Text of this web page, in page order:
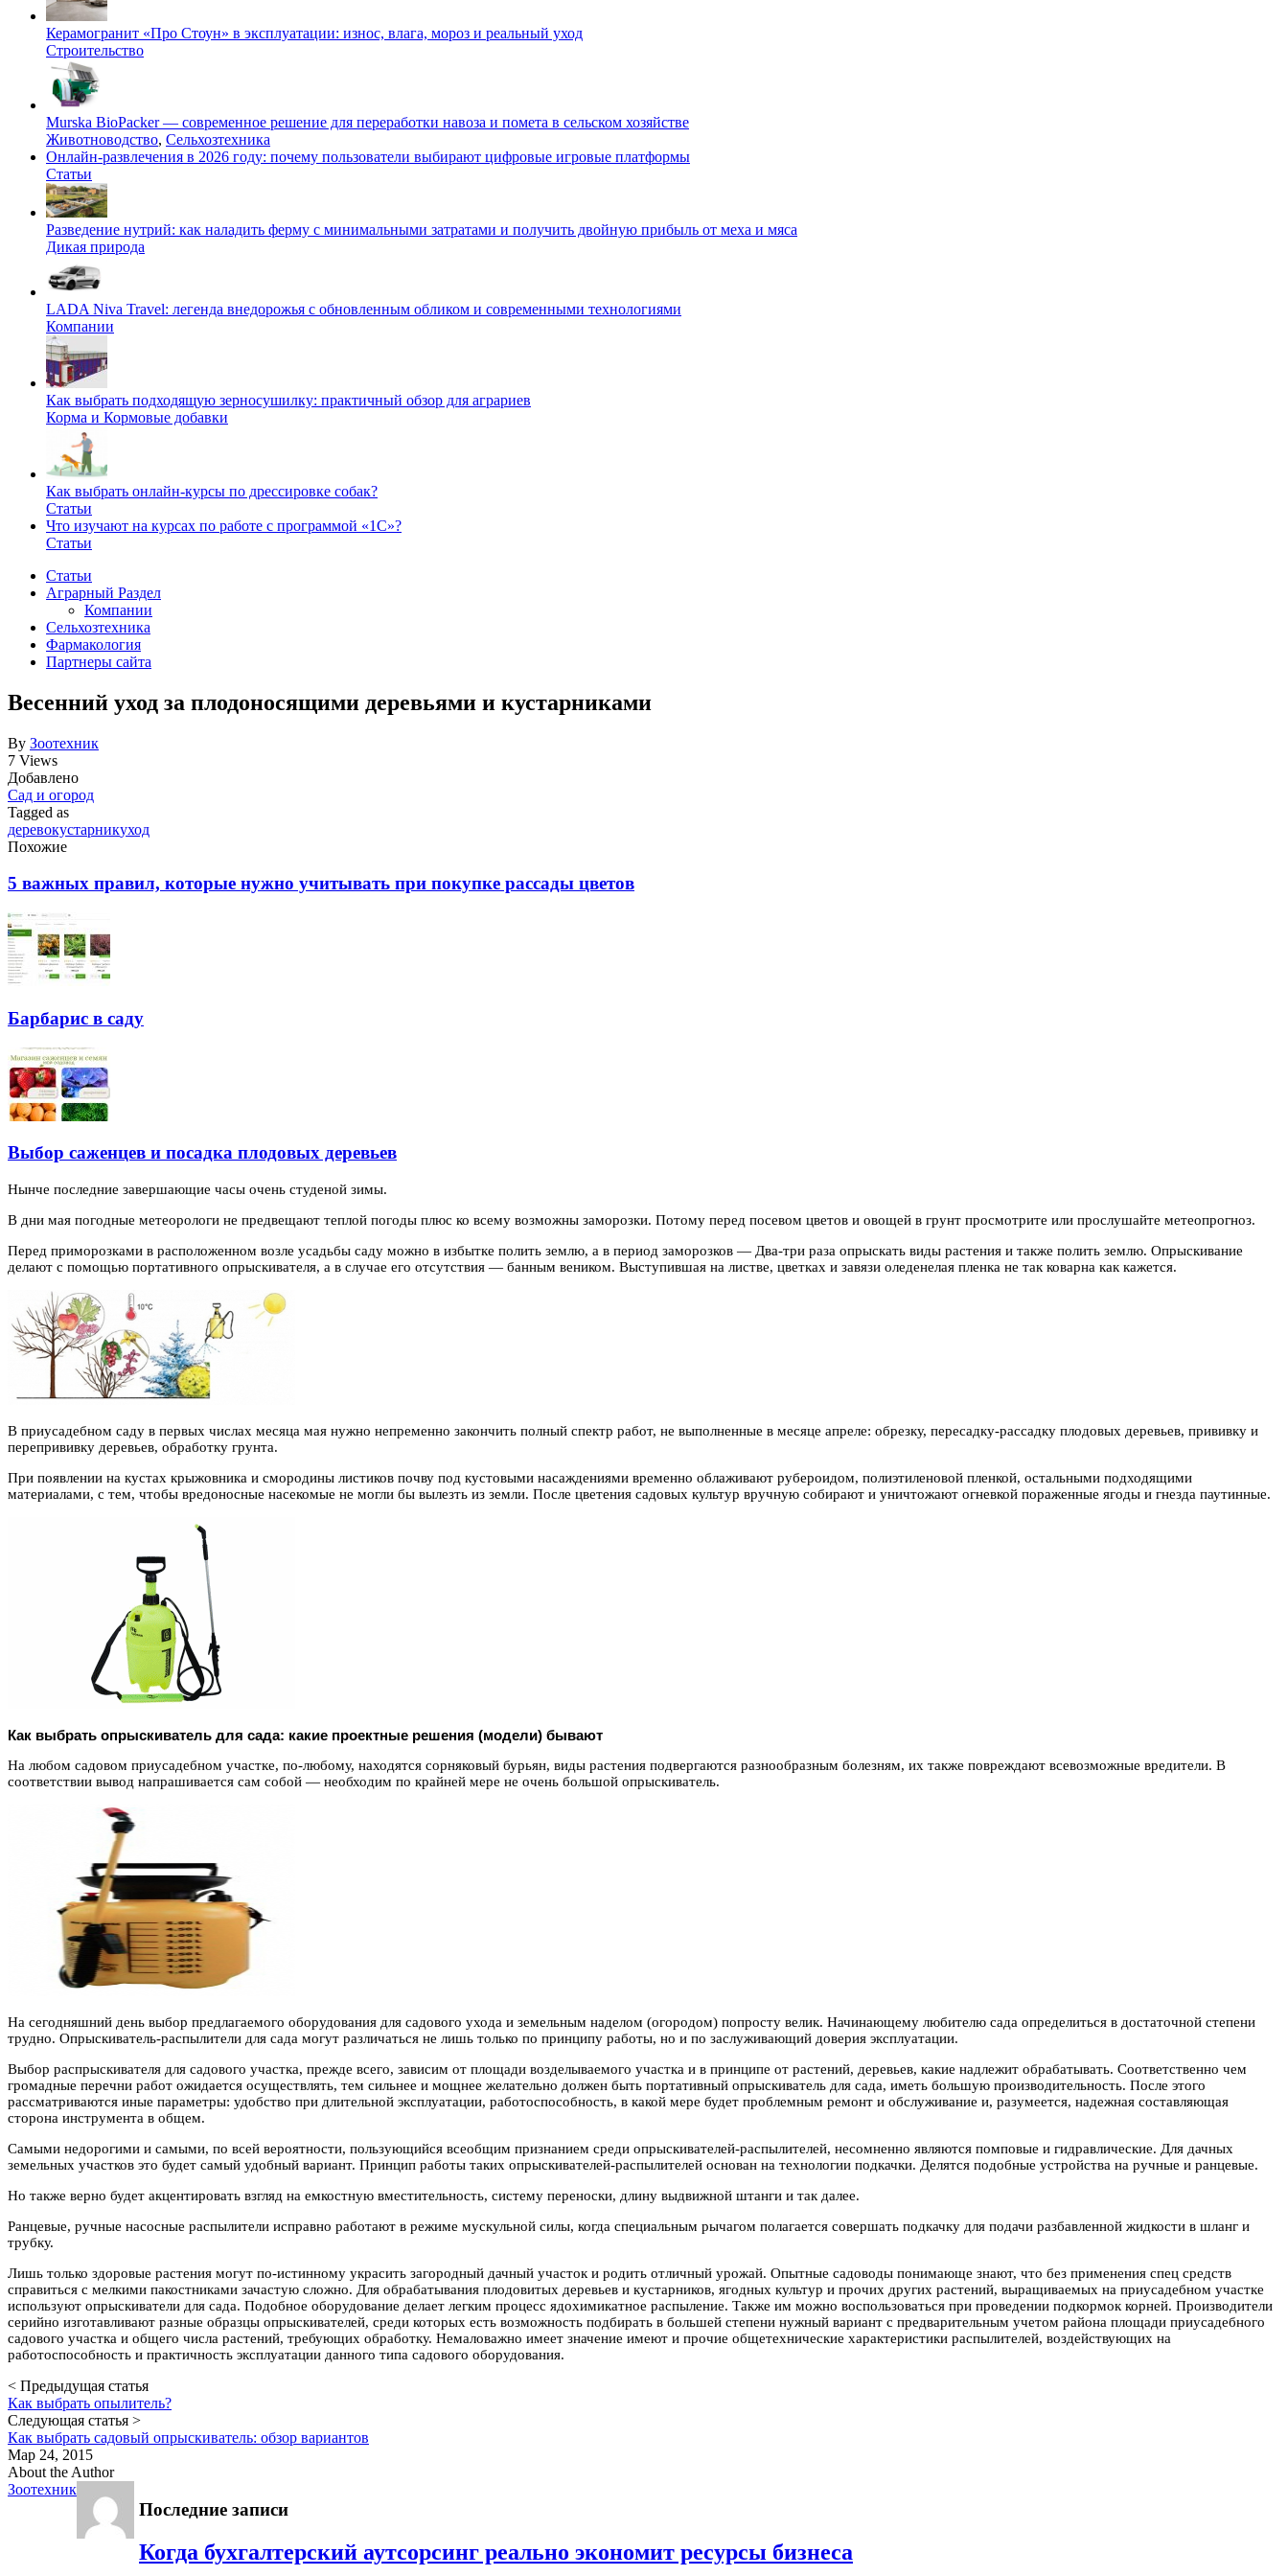
Керамогранит «Про Стоун» в эксплуатации: износ, влага, мороз и реальный уход
Строительство
Murska BioPacker — современное решение для переработки навоза и помета в сельском хозяйстве
Животноводство, Сельхозтехника
Онлайн-развлечения в 2026 году: почему пользователи выбирают цифровые игровые платформы
Статьи
Разведение нутрий: как наладить ферму с минимальными затратами и получить двойную прибыль от меха и мяса
Дикая природа
LADA Niva Travel: легенда внедорожья с обновленным обликом и современными технологиями
Компании
Как выбрать подходящую зерносушилку: практичный обзор для аграриев
Корма и Кормовые добавки
Как выбрать онлайн-курсы по дрессировке собак?
Статьи
Что изучают на курсах по работе с программой «1С»?
Статьи
Статьи
Аграрный Раздел
Компании
Сельхозтехника
Фармакология
Партнеры сайта
Весенний уход за плодоносящими деревьями и кустарниками
By Зоотехник
7 Views
Добавлено
Сад и огород
Tagged as
деревокустарникуход
Похожие
5 важных правил, которые нужно учитывать при покупке рассады цветов
Барбарис в саду
Выбор саженцев и посадка плодовых деревьев
Нынче последние завершающие часы очень студеной зимы.
В дни мая погодные метеорологи не предвещают теплой погоды плюс ко всему возможны заморозки. Потому перед посевом цветов и овощей в грунт просмотрите или прослушайте метеопрогноз.
Перед приморозками в расположенном возле усадьбы саду можно в избытке полить землю, а в период заморозков — Два-три раза опрыскать виды растения и также полить землю. Опрыскивание
делают с помощью портативного опрыскивателя, а в случае его отсутствия — банным веником. Выступившая на листве, цветках и завязи оледенелая пленка не так коварна как кажется.
В приусадебном саду в первых числах месяца мая нужно непременно закончить полный спектр работ, не выполненные в месяце апреле: обрезку, пересадку-рассадку плодовых деревьев, прививку и
перепрививку деревьев, обработку грунта.
При появлении на кустах крыжовника и смородины листиков почву под кустовыми насаждениями временно облаживают рубероидом, полиэтиленовой пленкой, остальными подходящими
материалами, с тем, чтобы вредоносные насекомые не могли бы вылезть из земли. После цветения садовых культур вручную собирают и уничтожают огневкой пораженные ягоды и гнезда паутинные.
Как выбрать опрыскиватель для сада: какие проектные решения (модели) бывают
На любом садовом приусадебном участке, по-любому, находятся сорняковый бурьян, виды растения подвергаются разнообразным болезням, их также повреждают всевозможные вредители. В
соответствии вывод напрашивается сам собой — необходим по крайней мере не очень большой опрыскиватель.
На сегодняшний день выбор предлагаемого оборудования для садового ухода и земельным наделом (огородом) попросту велик. Начинающему любителю сада определиться в достаточной степени
трудно. Опрыскиватель-распылители для сада могут различаться не лишь только по принципу работы, но и по заслуживающий доверия эксплуатации.
Выбор распрыскивателя для садового участка, прежде всего, зависим от площади возделываемого участка и в принципе от растений, деревьев, какие надлежит обрабатывать. Соответственно чем
громадные перечни работ ожидается осуществлять, тем сильнее и мощнее желательно должен быть портативный опрыскиватель для сада, иметь большую производительность. После этого
рассматриваются иные параметры: удобство при длительной эксплуатации, работоспособность, в какой мере будет проблемным ремонт и обслуживание и, разумеется, надежная составляющая
сторона инструмента в общем.
Самыми недорогими и самыми, по всей вероятности, пользующийся всеобщим признанием среди опрыскивателей-распылителей, несомненно являются помповые и гидравлические. Для дачных
земельных участков это будет самый удобный вариант. Принцип работы таких опрыскивателей-распылителей основан на технологии подкачки. Делятся подобные устройства на ручные и ранцевые.
Но также верно будет акцентировать взгляд на емкостную вместительность, систему переноски, длину выдвижной штанги и так далее.
Ранцевые, ручные насосные распылители исправно работают в режиме мускульной силы, когда специальным рычагом полагается совершать подкачку для подачи разбавленной жидкости в шланг и
трубку.
Лишь только здоровые растения могут по-истинному украсить загородный дачный участок и родить отличный урожай. Опытные садоводы понимающе знают, что без применения спец средств
справиться с мелкими пакостниками зачастую сложно. Для обрабатывания плодовитых деревьев и кустарников, ягодных культур и прочих других растений, выращиваемых на приусадебном участке
используют опрыскиватели для сада. Подобное оборудование делает легким процесс ядохимикатное распыление. Также им можно воспользоваться при проведении подкормок корней. Производители
серийно изготавливают разные образцы опрыскивателей, среди которых есть возможность подбирать в большей степени нужный вариант с предварительным учетом района площади приусадебного
садового участка и общего числа растений, требующих обработку. Немаловажно имеет значение имеют и прочие общетехнические характеристики распылителей, воздействующих на
работоспособность и практичность эксплуатации данного типа садового оборудования.
< Предыдущая статья
Как выбрать опылитель?
Следующая статья >
Как выбрать садовый опрыскиватель: обзор вариантов
Мар 24, 2015
About the Author
Зоотехник
Последние записи
Когда бухгалтерский аутсорсинг реально экономит ресурсы бизнеса